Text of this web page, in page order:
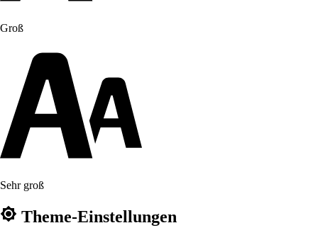
Groß
Sehr groß
Theme-Einstellungen